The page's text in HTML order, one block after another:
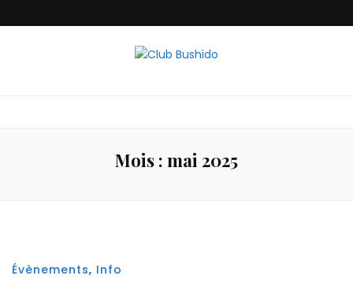
Mois : mai 2025
Évènements, Info